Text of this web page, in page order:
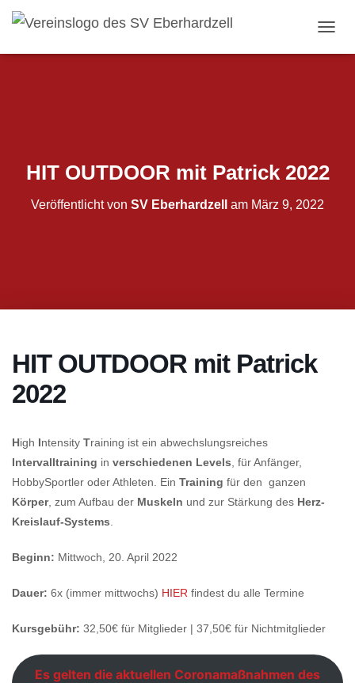
A
N
E
HIT OUTDOOR mit Patrick 2022
Veröffentlicht von SV Eberhardzell am März 9, 2022
HIT OUTDOOR mit Patrick
2022
High Intensity Training ist ein abwechslungsreiches
Intervalltraining in verschiedenen Levels , für Anfänger,
HobbySportler oder Athleten. Ein Training für den ganzen
Körper, zum Aufbau der Muskeln und zur Stärkung des Herz-
Kreislauf-Systems
Beginn: Mittwoch, 20. April 2022
Dauer: 6x (immer mittwochs) HIER findest du alle Termine
Kursgebühr: 32,50€ für Mitglieder | 37,50€ für Nichtmitglieder
Es gelten die aktuellen Coronamaßnahmen des